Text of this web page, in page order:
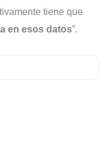
tiene que
en esos datos”.